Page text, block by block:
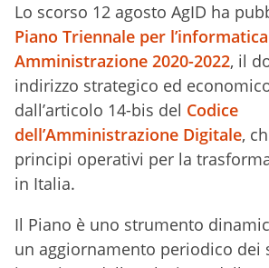
Lo scorso 12 agosto AgID ha
Piano Triennale per
Amministrazione 2020-2022, il
indirizzo strategico ed
dall’articolo 14-bis del Codice
dell’Amministrazione Digitale,
principi operativi per la
in Italia.
Il Piano è uno strumento
un aggiornamento periodico dei